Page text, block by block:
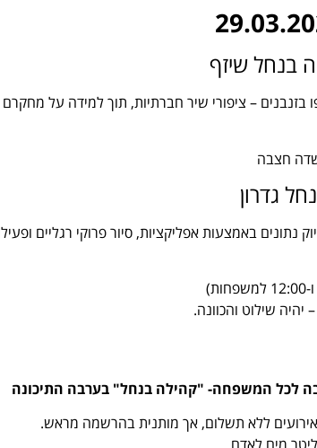
בנחל שיזף
בזנבנים – ציפורי שיר חברתיות, תוך למידה על
חצבה
גדרון
נתונים באמצעות אפליקציות, סיור פרוקי רגליים
יהיה שילוט והכוונה.
לכל המשפחה- "קהילה בנחל" בערבה התיכונה
ללא תשלום, אך מותנית בהרשמה מראש.